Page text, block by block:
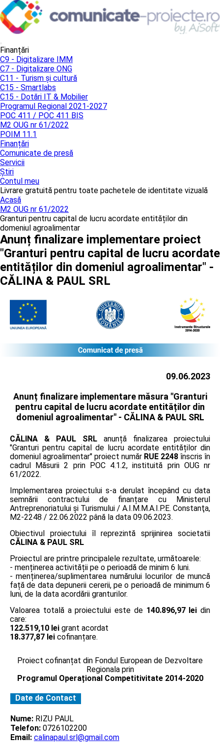
Finanțări
C9 - Digitalizare IMM
C7 - Digitalizare ONG
C11 - Turism și cultură
C15 - Smartlabs
C15 - Dotări IT & Mobilier
Programul Regional 2021-2027
POC 411 / POC 411 BIS
M2 OUG nr 61/2022
POIM 11.1
Finanțări
Comunicate de presă
Servicii
Știri
Contul meu
Livrare gratuită pentru toate pachetele de identitate vizuală
Acasă
M2 OUG nr 61/2022
Granturi pentru capital de lucru acordate entităților din
domeniul agroalimentar
Anunț finalizare implementare proiect
"Granturi pentru capital de lucru acordate
entităților din domeniul agroalimentar" -
CĂLINA & PAUL SRL
09.06.2023
Anunț finalizare implementare măsura "Granturi
pentru capital de lucru acordate entităților din
domeniul agroalimentar" - CĂLINA & PAUL SRL
CĂLINA & PAUL SRL anunță finalizarea proiectului
"Granturi pentru capital de lucru acordate entităților din
domeniul agroalimentar" proiect număr RUE 2248 înscris în
cadrul Măsurii 2 prin POC 4.1.2, instituită prin OUG nr
61/2022.
Implementarea proiectului s-a derulat începând cu data
semnării contractului de finanțare cu Ministerul
Antreprenoriatului și Turismului / A.I.M.M.A.I.P.E. Constanţa,
M2-2248 / 22.06.2022 până la data 09.06.2023.
Obiectivul proiectului îl reprezintă sprijinirea societatii
CĂLINA & PAUL SRL
Proiectul are printre principalele rezultate, următoarele:
- menținerea activității pe o perioadă de minim 6 luni.
- menținerea/suplimentarea numărului locurilor de muncă
față de data depunerii cererii, pe o perioadă de minimum 6
luni, de la data acordării granturilor.
Valoarea totală a proiectului este de 140.896,97 lei din
care:
122.519,10 lei grant acordat
18.377,87 lei cofinanțare.
Proiect cofinanțat din Fondul European de Dezvoltare
Regionala prin
Programul Operațional Competitivitate 2014-2020
Date de Contact
Nume: RIZU PAUL
Telefon: 0726102200
Email: calinapaul.srl@gmail.com